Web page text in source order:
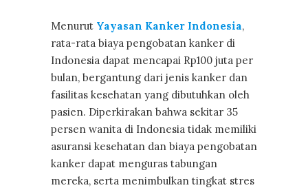
Menurut Yayasan Kanker Indonesia,
rata-rata biaya pengobatan kanker di
Indonesia dapat mencapai Rp100 juta per
bulan, bergantung dari jenis kanker dan
fasilitas kesehatan yang dibutuhkan oleh
pasien. Diperkirakan bahwa sekitar 35
persen wanita di Indonesia tidak memiliki
asuransi kesehatan dan biaya pengobatan
kanker dapat menguras tabungan
mereka, serta menimbulkan tingkat stres